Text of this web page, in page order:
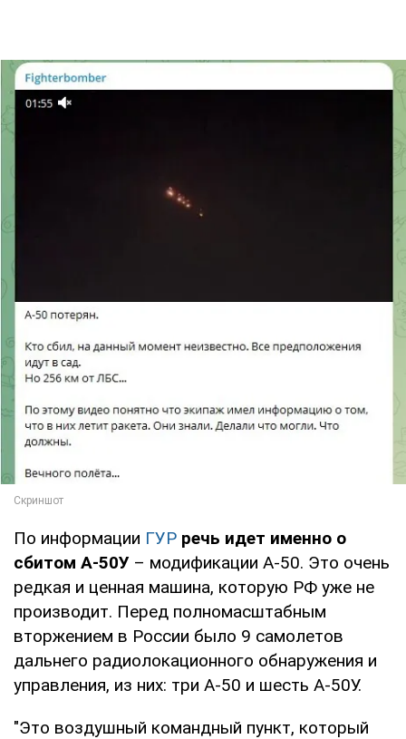
По информации ГУР речь идет именно о
сбитом А-50У – модификации А-50. Это очень
редкая и ценная машина, которую РФ уже не
производит. Перед полномасштабным
вторжением в России было 9 самолетов
дальнего радиолокационного обнаружения и
управления, из них: три А-50 и шесть А-50У.
"Это воздушный командный пункт, который